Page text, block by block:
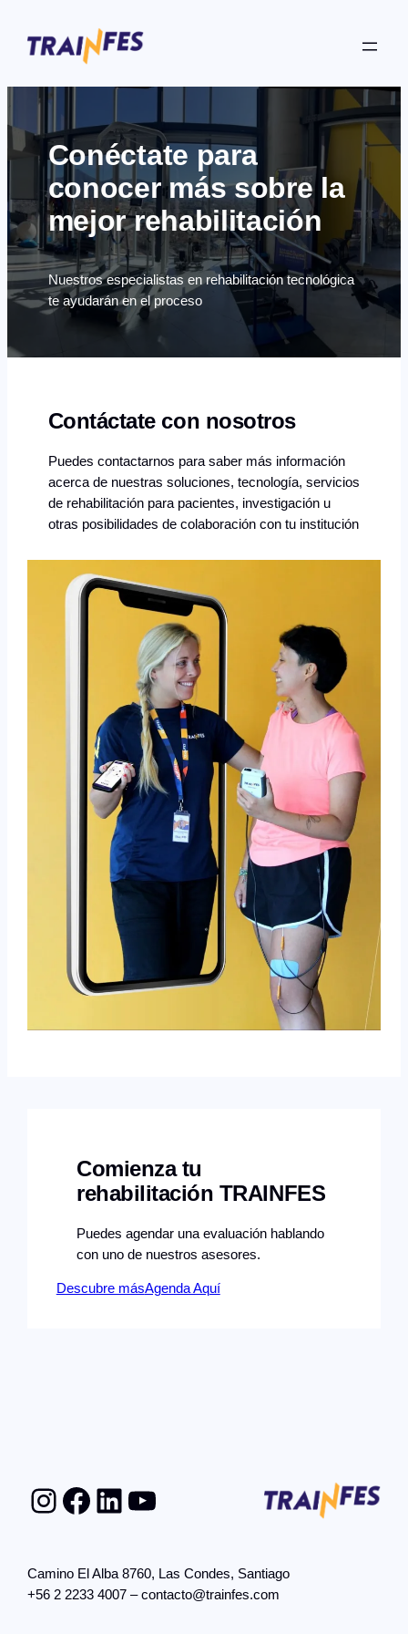
content
Conéctate para
conocer más sobre la
mejor rehabilitación
Nuestros especialistas en rehabilitación tecnológica
te ayudarán en el proceso
Contáctate con nosotros
Puedes contactarnos para saber más información
acerca de nuestras soluciones, tecnología, servicios
de rehabilitación para pacientes, investigación u
otras posibilidades de colaboración con tu institución
Comienza tu
rehabilitación TRAINFES
Puedes agendar una evaluación hablando
con uno de nuestros asesores.
Descubre másAgenda Aquí
Instagram
Facebook
LinkedIn
YouTube
Camino El Alba 8760, Las Condes, Santiago
+56 2 2233 4007 – contacto@trainfes.com